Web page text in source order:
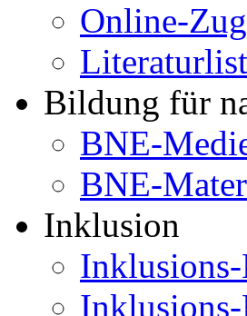
Online-
Bildung für
BNE-
BNE-
Inklusion